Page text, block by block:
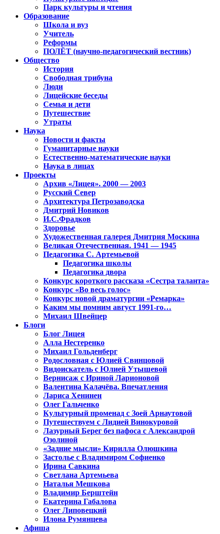
Парк культуры и чтения
Образование
Школа и вуз
Учитель
Реформы
ПОЛЁТ (научно-педагогический вестник)
Общество
История
Свободная трибуна
Люди
Лицейские беседы
Семья и дети
Путешествие
Утраты
Наука
Новости и факты
Гуманитарные науки
Естественно-математические науки
Наука в лицах
Проекты
Архив «Лицея». 2000 — 2003
Русский Север
Архитектура Петрозаводска
Дмитрий Новиков
И.С.Фрадков
Здоровье
Художественная галерея Дмитрия Москина
Великая Отечественная. 1941 — 1945
Педагогика С. Артемьевой
Педагогика школы
Педагогика двора
Конкурс короткого рассказа «Сестра таланта»
Конкурс «Во весь голос»
Конкурс новой драматургии «Ремарка»
Каким мы помним август 1991-го…
Михаил Швейцер
Блоги
Блог Лицея
Алла Нестеренко
Михаил Гольденберг
Родословная с Юлией Свинцовой
Видоискатель с Юлией Утышевой
Вернисаж с Ириной Ларионовой
Валентина Калачёва. Впечатления
Лариса Хенинен
Олег Гальченко
Культурный променад с Зоей Арнаутовой
Путешествуем с Лидией Винокуровой
Лазурный Берег без пафоса с Александрой
Озолиной
«Задние мысли» Кирилла Олюшкина
Застолье с Владимиром Софиенко
Ирина Савкина
Светлана Артемьева
Наталья Мешкова
Владимир Берштейн
Екатерина Габалова
Олег Липовецкий
Илона Румянцева
Афиша